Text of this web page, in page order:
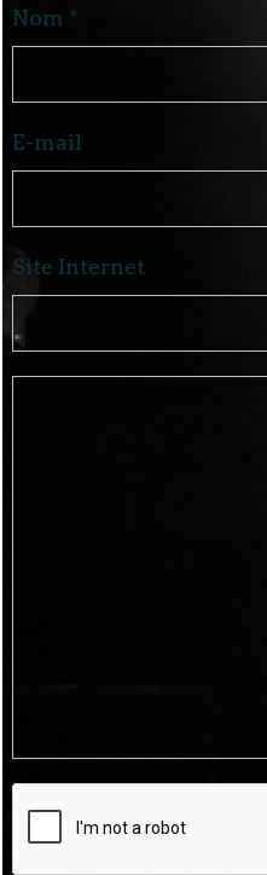
Nom
E-mail
Site Internet